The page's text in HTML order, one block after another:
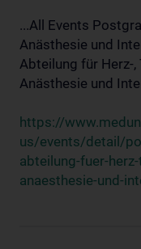
...All Events
Anästhesie und
Abteilung für Herz-
Anästhesie und
https://
us/events/detail/
abteilung-fuer-
anaesthesie-und-